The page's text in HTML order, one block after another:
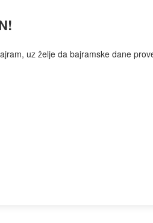
uz želje da bajramske dane